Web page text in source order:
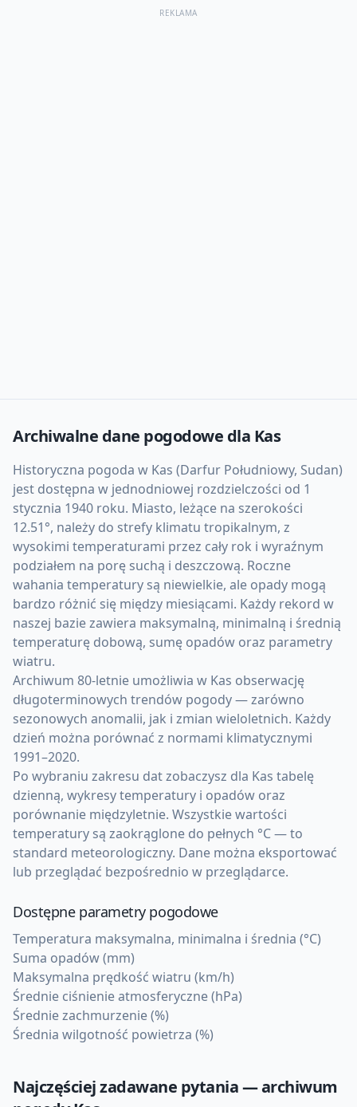
REKLAMA
Archiwalne dane pogodowe dla Kas
Historyczna pogoda w Kas (Darfur Południowy, Sudan)
jest dostępna w jednodniowej rozdzielczości od 1
stycznia 1940 roku. Miasto, leżące na szerokości
12.51°, należy do strefy klimatu tropikalnym, z
wysokimi temperaturami przez cały rok i wyraźnym
podziałem na porę suchą i deszczową. Roczne
wahania temperatury są niewielkie, ale opady mogą
bardzo różnić się między miesiącami. Każdy rekord w
naszej bazie zawiera maksymalną, minimalną i średnią
temperaturę dobową, sumę opadów oraz parametry
wiatru.
Archiwum 80-letnie umożliwia w Kas obserwację
długoterminowych trendów pogody — zarówno
sezonowych anomalii, jak i zmian wieloletnich. Każdy
dzień można porównać z normami klimatycznymi
1991–2020.
Po wybraniu zakresu dat zobaczysz dla Kas tabelę
dzienną, wykresy temperatury i opadów oraz
porównanie międzyletnie. Wszystkie wartości
temperatury są zaokrąglone do pełnych °C — to
standard meteorologiczny. Dane można eksportować
lub przeglądać bezpośrednio w przeglądarce.
Dostępne parametry pogodowe
Temperatura maksymalna, minimalna i średnia (°C)
Suma opadów (mm)
Maksymalna prędkość wiatru (km/h)
Średnie ciśnienie atmosferyczne (hPa)
Średnie zachmurzenie (%)
Średnia wilgotność powietrza (%)
Najczęściej zadawane pytania — archiwum